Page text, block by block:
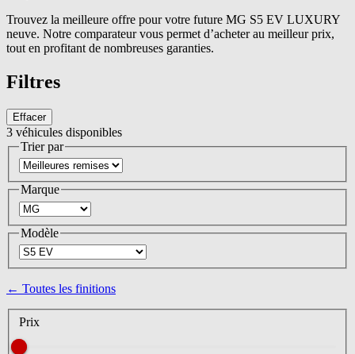
Trouvez la meilleure offre pour votre future MG S5 EV LUXURY
neuve. Notre comparateur vous permet d’acheter au meilleur prix,
tout en profitant de nombreuses garanties.
Filtres
Effacer
3 véhicules disponibles
Trier par
Marque
Modèle
← Toutes les finitions
Prix